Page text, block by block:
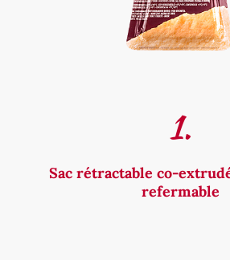
1.
Sac rétractable co-
refermable